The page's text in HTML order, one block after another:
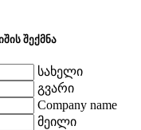
შექმნა
სახელი
გვარი
Company name
მეილი